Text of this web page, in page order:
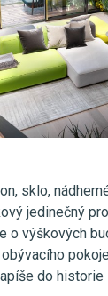
sklo,
jedinečný
o výškových
do